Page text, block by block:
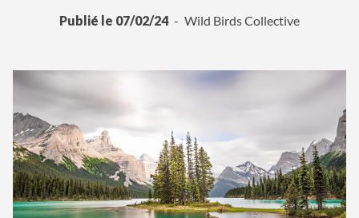
Publié le 07/02/24 Wild Birds Collective